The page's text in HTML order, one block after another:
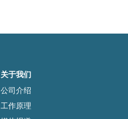
关于我们
公司介绍
工作原理